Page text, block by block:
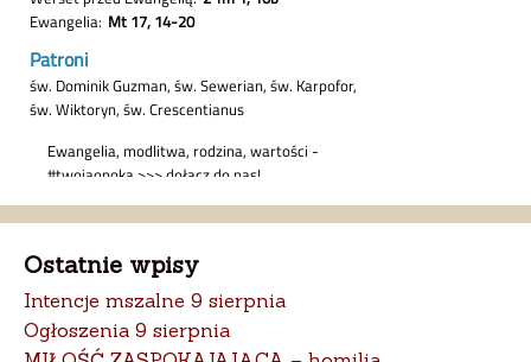
Ostatnie wpisy
Intencje mszalne 9 sierpnia
Ogłoszenia 9 sierpnia